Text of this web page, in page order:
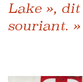
Lake »,
souriant. »